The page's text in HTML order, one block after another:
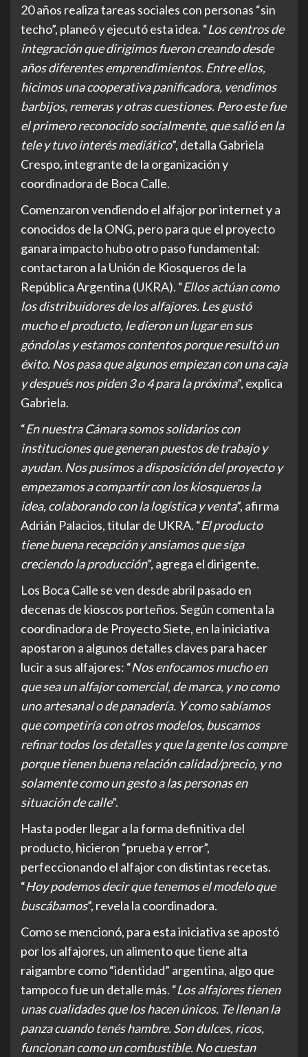
20 años realiza tareas sociales con personas “sin
techo”, planeó y ejecutó esta idea. “Los centros de
integración que dirigimos fueron creando desde
años diferentes emprendimientos. Entre ellos,
hicimos una cooperativa panificadora, vendimos
barbijos, remeras y otras cuestiones. Pero este fue
el primero reconocido socialmente, que salió en la
tele y tuvo interés mediático”, detalla Gabriela
Crespo, integrante de la organización y
coordinadora de Boca Calle.
Comenzaron vendiendo el alfajor por internet y a
conocidos de la ONG, pero para que el proyecto
ganara impacto hubo otro paso fundamental:
contactaron a la Unión de Kiosqueros de la
República Argentina (UKRA). “Ellos actúan como
los distribuidores de los alfajores. Les gustó
mucho el producto, le dieron un lugar en sus
góndolas y estamos contentos porque resultó un
éxito. Nos pasa que algunos empiezan con una caja
y después nos piden 3 o 4 para la próxima”, explica
Gabriela.
“En nuestra Cámara somos solidarios con
instituciones que generan puestos de trabajo y
ayudan. Nos pusimos a disposición del proyecto y
empezamos a compartir con los kiosqueros la
idea, colaborando con la logística y venta”, afirma
Adrián Palacios, titular de UKRA. “El producto
tiene buena recepción y ansiamos que siga
creciendo la producción”, agrega el dirigente.
Los Boca Calle se ven desde abril pasado en
decenas de kioscos porteños. Según comenta la
coordinadora de Proyecto Siete, en la iniciativa
apostaron a algunos detalles claves para hacer
lucir a sus alfajores: “Nos enfocamos mucho en
que sea un alfajor comercial, de marca, y no como
uno artesanal o de panadería. Y como sabíamos
que competiría con otros modelos, buscamos
refinar todos los detalles y que la gente los compre
porque tienen buena relación calidad/precio, y no
solamente como un gesto a las personas en
situación de calle”.
Hasta poder llegar a la forma definitiva del
producto, hicieron “prueba y error”,
perfeccionando el alfajor con distintas recetas.
“Hoy podemos decir que tenemos el modelo que
buscábamos”, revela la coordinadora.
Como se mencionó, para esta iniciativa se apostó
por los alfajores, un alimento que tiene alta
raigambre como “identidad” argentina, algo que
tampoco fue un detalle más. “Los alfajores tienen
unas cualidades que los hacen únicos. Te llenan la
panza cuando tenés hambre. Son dulces, ricos,
funcionan como un combustible. No cuestan